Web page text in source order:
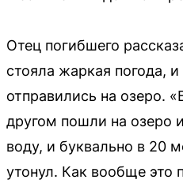
Отец погибшего
стояла жаркая погода,
отправились на озеро.
другом пошли на озеро
воду, и буквально в 20
утонул. Как вообще